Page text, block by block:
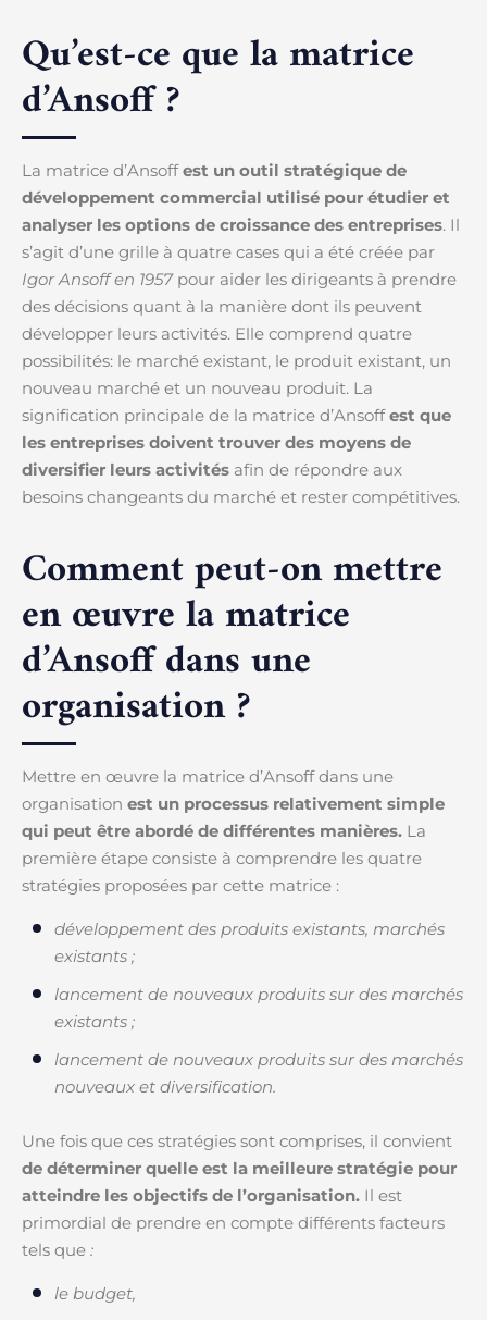
Qu’est-ce que la matrice
d’Ansoff ?
La matrice d’Ansoffest un outil stratégique de
développement commercial utilisé pour étudier et
analyser les options de croissance des entreprises. Il
s’agit d’une grille à quatre cases qui a été créée par
Igor Ansoff en 1957 pour aider les dirigeants à prendre
des décisions quant à la manière dont ils peuvent
développer leurs activités. Elle comprend quatre
possibilités: le marché existant, le produit existant, un
nouveau marché et un nouveau produit. La
signification principale de la matrice d’Ansoffest que
les entreprises doivent trouver des moyens de
diversifier leurs activités afin de répondre aux
besoins changeants du marché et rester compétitives.
Comment peut-on mettre
en œuvre la matrice
d’Ansoff dans une
organisation ?
Mettre en œuvre la matrice d’Ansoff dans une
organisation est un processus relativement simple
qui peut être abordé de différentes manières. La
première étape consiste à comprendre les quatre
stratégies proposées par cette matrice :
développement des produits existants, marchés
existants ;
lancement de nouveaux produits sur des marchés
existants ;
lancement de nouveaux produits sur des marchés
nouveaux et diversification.
Une fois que ces stratégies sont comprises, il convient
de déterminer quelle est la meilleure stratégie pour
atteindre les objectifs de l’organisation. Il est
primordial de prendre en compte différents facteurs
tels que :
le budget,